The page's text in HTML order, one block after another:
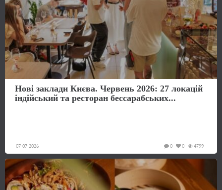
Нові заклади Києва. Червень 2026: 27 локацій
індійський та ресторан бессарабських...
07-07-2026 4799
0
0